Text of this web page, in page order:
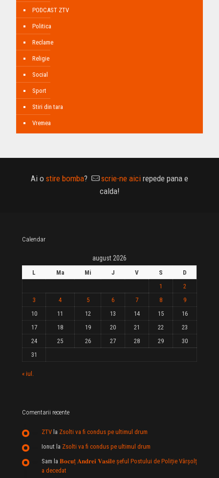
PODCAST ZTV
Politica
Reclame
Religie
Social
Sport
Stiri din tara
Vremea
Ai o stire bomba? scrie-ne aici repede pana e
calda!
Calendar
august 2026
L Ma Mi J V S
D
1
2
3
4 5 6 7 8
9
10
11 12 13 14 15
16
17
18 19 20 21 22
23
24
25 26 27 28 29
30
31
« iul.
Comentarii recente
ZTV la Zsolti va fi condus pe ultimul drum
Ionut la Zsolti va fi condus pe ultimul drum
Sam la 𝐁𝐨𝐜𝐮ț 𝐀𝐧𝐝𝐫𝐞𝐢 𝐕𝐚𝐬𝐢𝐥e şeful Postului de Poliție Vârșolț
a decedat